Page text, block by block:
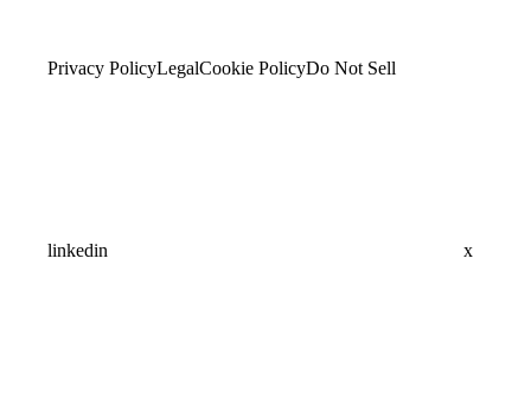
Privacy PolicyLegalCookie PolicyDo Not Sell
linkedin x